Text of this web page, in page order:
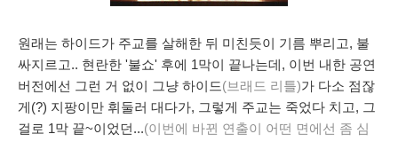
원래는 하이드가 주교를 살해한 뒤 미친듯이 기름 뿌리고, 불
싸지르고.. 현란한 '불쇼' 후에 1막이 끝나는데, 이번 내한 공연
버전에선 그런 거 없이 그냥 하이드(브래드 리틀)가 다소 점잖
게(?) 지팡이만 휘둘러 대다가, 그렇게 주교는 죽었다 치고, 그
걸로 1막 끝~이었던...(이번에 바뀐 연출이 어떤 면에선 좀 심